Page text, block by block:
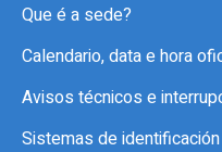
Que é a sede?
Calendario, data e hora
Avisos técnicos e
Sistemas de